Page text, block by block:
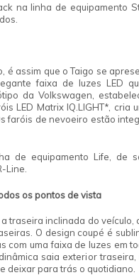
na linha de equipamento
é assim que o Taigo se
faixa de luzes LED
da Volkswagen,
LED Matrix IQ.LIGHT* , cria
faróis de nevoeiro estão
de equipamento Life, de
Line.
os pontos de vista
traseira inclinada do veículo,
O design coupé é
com uma faixa de luzes em
saia exterior
deixar para trás o quotidiano.